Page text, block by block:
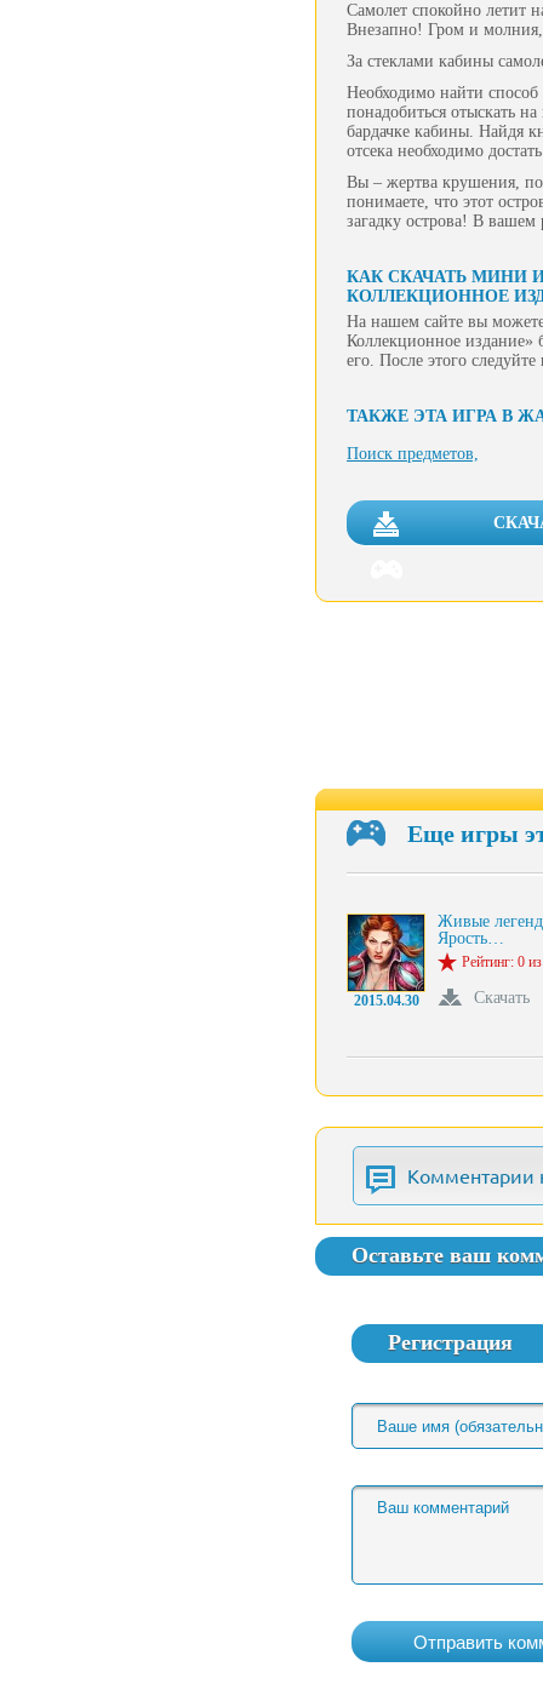
Самолет спокойно летит
Внезапно! Гром и молния,
За стеклами кабины
Необходимо найти
понадобиться отыскать
бардачке кабины. Найдя
отсека необходимо
Вы – жертва крушения,
понимаете, что этот
загадку острова! В
КАК СКАЧАТЬ МИНИ
КОЛЛЕКЦИОННОЕ
На нашем сайте вы
Коллекционное издание»
его. После этого
ТАКЖЕ ЭТА ИГРА В
Поиск предметов,
Еще игры
2015.04.30
Живые
Ярость…
Рейтинг: 0
Скачать
Комментарии
Оставьте ваш
Регистрация